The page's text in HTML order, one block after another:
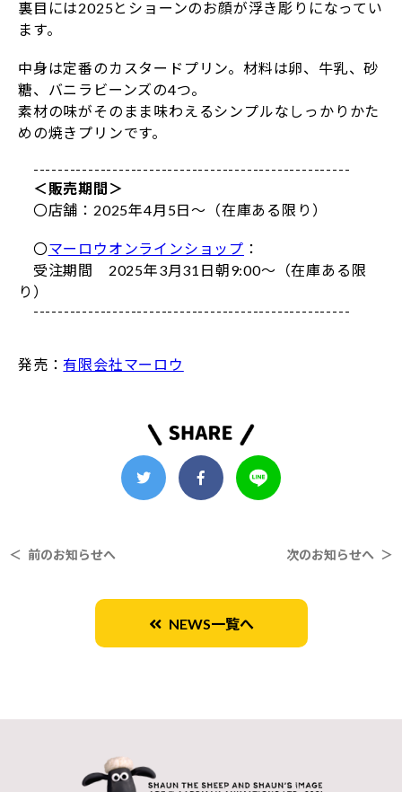
裏目には2025とショーンのお顔が浮き彫りになってい
ます。
中身は定番のカスタードプリン。材料は卵、牛乳、砂
糖、バニラビーンズの4つ。
素材の味がそのまま味わえるシンプルなしっかりかた
めの焼きプリンです。
----------------------------------------------------
＜販売期間＞
〇店舗：2025年4月5日〜（在庫ある限り）
〇マーロウオンラインショップ ：
受注期間 2025年3月31日朝9:00〜（在庫ある限
り）
----------------------------------------------------
発売： 有限会社マーロウ
＜ 前のお知らせへ 次のお知らせへ ＞
NEWS一覧へ